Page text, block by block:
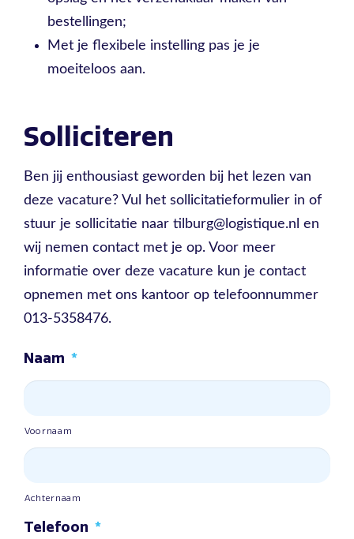
bestellingen;
Met je flexibele instelling pas je je
moeiteloos aan.
Solliciteren
Ben jij enthousiast geworden bij het lezen van
deze vacature? Vul het sollicitatieformulier in of
stuur je sollicitatie naar tilburg@logistique.nl en
wij nemen contact met je op. Voor meer
informatie over deze vacature kun je contact
opnemen met ons kantoor op telefoonnummer
013-5358476.
Naam *
Voornaam
Achternaam
Telefoon *